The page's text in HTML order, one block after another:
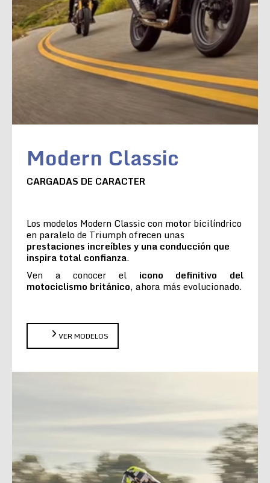
Modern Classic
CARGADAS DE CARACTER
Los modelos Modern Classic con motor bicilíndrico
en paralelo de Triumph ofrecen unas
prestaciones increíbles y una conducción que
inspira total confianza.
Ven a conocer el icono definitivo del
motociclismo británico, ahora más evolucionado.
VER MODELOS